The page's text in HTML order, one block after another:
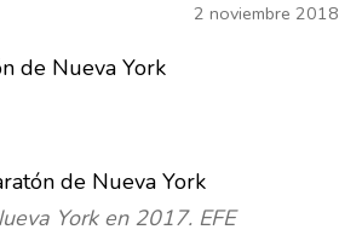
2 noviembre 2018
York en 2017. EFE